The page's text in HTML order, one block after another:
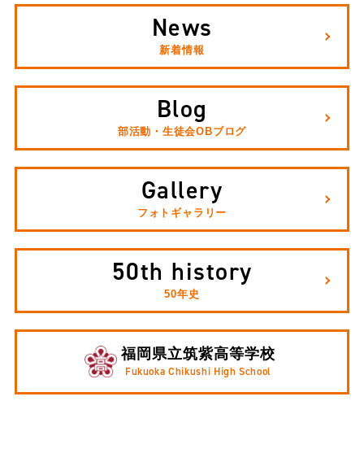
News
新着情報
Blog
部活動・生徒会OBブログ
Gallery
フォトギャラリー
50th history
50年史
福岡県立筑紫高等学校
Fukuoka Chikushi High School